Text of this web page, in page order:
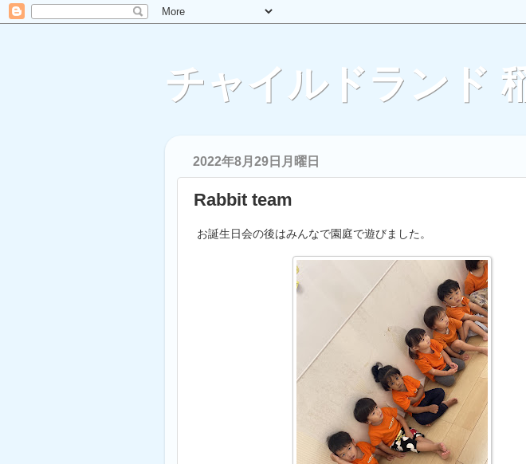
チャイルドランド
2022年8月29日月曜日
Rabbit team
お誕生日会の後はみんなで園庭で遊びました。